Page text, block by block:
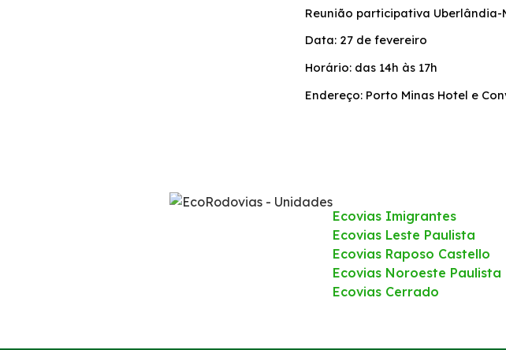
Compromissos Agenda ESG 2030
Reunião participativa Uberlândia-
Data: 27 de fevereiro
Horário: das 14h às 17h
Endereço: Porto Minas Hotel e
Ecovias Imigrantes
Ecovias Leste Paulista
Ecovias Raposo Castello
Ecovias Noroeste Paulista
Ecovias Cerrado